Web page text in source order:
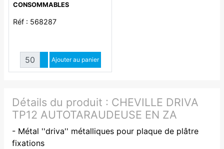
CONSOMMABLES
Réf : 568287
Quantité
Augmenter quantité
Diminuer quantité
Ajouter au panier
Détails du produit : CHEVILLE DRIVA
TP12 AUTOTARAUDEUSE EN ZA
- Métal ''driva'' métalliques pour plaque de plâtre
fixations